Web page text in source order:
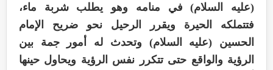
(عليه السلام) في منامه وهو يطلب شربة ماء،
فتتملكه الحيرة ويقرر الرحيل نحو ضريح الإمام
الحسين (عليه السلام) وتحدث له أمور جمة بين
الرؤية والواقع حتى تتكرر نفس الرؤية ويحاول حينها